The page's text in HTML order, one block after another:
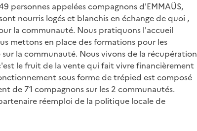
personnes appelées compagnons d'EMMAÜS,
nourris logés et blanchis en échange de quoi ,
la communauté. Nous pratiquons l'accueil
mettons en place des formations pour les
la communauté. Nous vivons de la récupération
le fruit de la vente qui fait vivre financièrement
sous forme de trépied est composé
de 71 compagnons sur les 2 communautés.
réemploi de la politique locale de